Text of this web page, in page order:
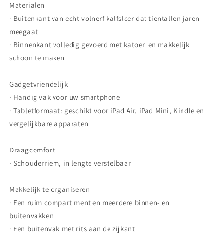
Materialen
· Buitenkant van echt volnerf kalfsleer dat tientallen jaren
meegaat
· Binnenkant volledig gevoerd met katoen en makkelijk
schoon te maken
Gadgetvriendelijk
· Handig vak voor uw smartphone
· Tabletformaat: geschikt voor iPad Air, iPad Mini, Kindle en
vergelijkbare apparaten
Draagcomfort
· Schouderriem, in lengte verstelbaar
Makkelijk te organiseren
· Een ruim compartiment en meerdere binnen- en
buitenvakken
· Een buitenvak met rits aan de zijkant